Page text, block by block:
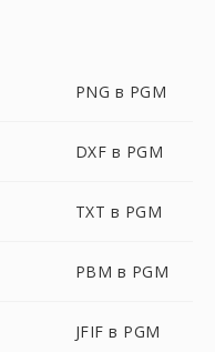
PNG в PGM
DXF в PGM
TXT в PGM
PBM в PGM
JFIF в PGM